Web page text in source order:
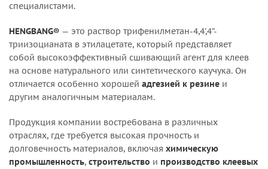
специалистами.
HENGBANG® — это раствор трифенилметан-4,4’,4”-
триизоцианата в этилацетате, который представляет
собой высокоэффективный сшивающий агент для клеев
на основе натурального или синтетического каучука. Он
отличается особенно хорошей адгезией к резине и
другим аналогичным материалам.
Продукция компании востребована в различных
отраслях, где требуется высокая прочность и
долговечность материалов, включая химическую
промышленность, строительство и производство клеевых